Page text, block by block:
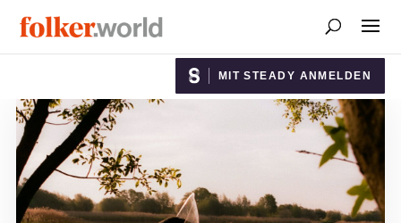
MIT STEADY ANMELDEN